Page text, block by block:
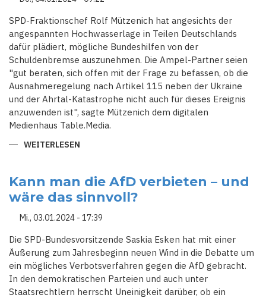
DARF
MAN
DIE
AFD
VERBIETEN?
SPD-Fraktionschef Rolf Mützenich hat angesichts der
angespannten Hochwasserlage in Teilen Deutschlands
dafür plädiert, mögliche Bundeshilfen von der
Schuldenbremse auszunehmen. Die Ampel-Partner seien
"gut beraten, sich offen mit der Frage zu befassen, ob die
Ausnahmeregelung nach Artikel 115 neben der Ukraine
und der Ahrtal-Katastrophe nicht auch für dieses Ereignis
anzuwenden ist", sagte Mützenich dem digitalen
Medienhaus Table.Media.
WEITERLESEN
AUSSETZEN
DER
SCHULDENBREMSE
WEGEN
IST
Kann man die AfD verbieten – und
wäre das sinnvoll?
Mi., 03.01.2024 - 17:39
Die SPD-Bundesvorsitzende Saskia Esken hat mit einer
Äußerung zum Jahresbeginn neuen Wind in die Debatte um
ein mögliches Verbotsverfahren gegen die AfD gebracht.
In den demokratischen Parteien und auch unter
Staatsrechtlern herrscht Uneinigkeit darüber, ob ein